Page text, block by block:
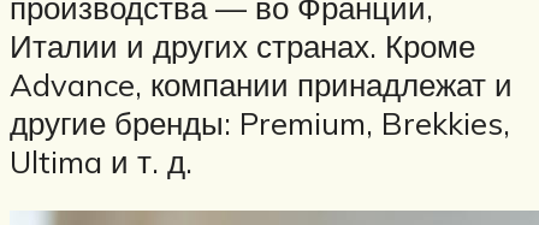
Италии и других странах. Кроме
Advance, компании принадлежат и
другие бренды: Premium, Brekkies,
Ultima и т. д.